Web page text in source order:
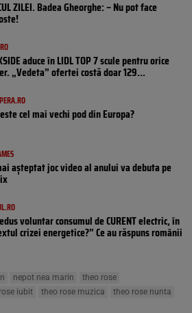
ZILEI. Badea Gheorghe: – Nu pot face
aduce în LIDL TOP 7 scule pentru orice
„Vedeta” ofertei costă doar 129...
cel mai vechi pod din Europa?
așteptat joc video al anului va debuta pe
voluntar consumul de CURENT electric, în
crizei energetice?” Ce au răspuns românii
nepot nea marin
theo rose
iubit theo rose muzica theo rose nunta